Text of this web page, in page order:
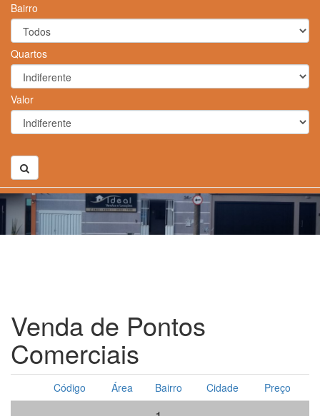
Bairro
Quartos
Valor
Venda de Pontos
Comerciais
Código Área Bairro Cidade Preço